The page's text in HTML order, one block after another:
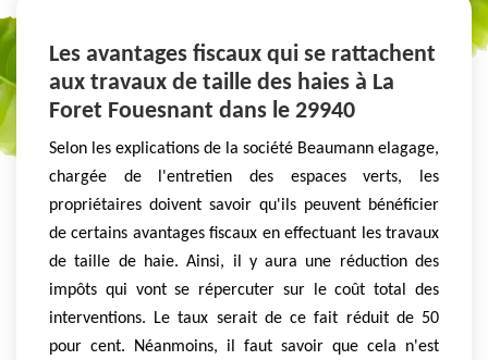
Les avantages fiscaux qui se rattachent
aux travaux de taille des haies à La
Foret Fouesnant dans le 29940
Selon les explications de la société Beaumann elagage,
chargée de l'entretien des espaces verts, les
propriétaires doivent savoir qu'ils peuvent bénéficier
de certains avantages fiscaux en effectuant les travaux
de taille de haie. Ainsi, il y aura une réduction des
impôts qui vont se répercuter sur le coût total des
interventions. Le taux serait de ce fait réduit de 50
pour cent. Néanmoins, il faut savoir que cela n'est